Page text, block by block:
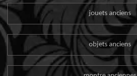
jouets anciens
objets anciens